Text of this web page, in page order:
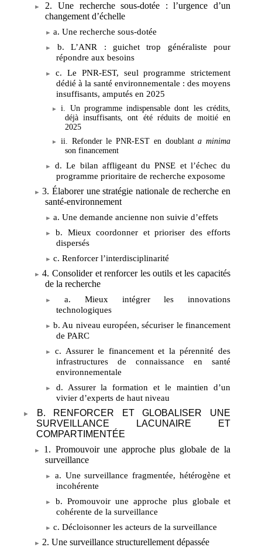
2. Une recherche sous-dotée
: l’urgence d’un
changement d’échelle
a. Une recherche sous-dotée
b. L’ANR : guichet trop généraliste pour
répondre aux besoins
c. Le PNR-EST, seul programme strictement
dédié à la santé environnementale : des moyens
insuffisants, amputés en 2025
i. Un programme indispensable dont les crédits,
déjà insuffisants, ont été réduits de moitié en
2025
ii. Refonder le PNR-EST en doublanta minima
son financement
d. Le bilan affligeant du PNSE et l’échec du
programme prioritaire de recherche exposome
3. Élaborer une stratégie nationale de recherche en
santé-environnement
a. Une demande ancienne non suivie d’effets
b. Mieux coordonner et prioriser des efforts
dispersés
c. Renforcer l’interdisciplinarité
4. Consolider et renforcer les outils et les capacités
de la recherche
a. Mieux intégrer les innovations
technologiques
b. Au niveau européen, sécuriser le financement
de PARC
c. Assurer le financement et la pérennité des
infrastructures de connaissance en santé
environnementale
d. Assurer la formation et le maintien d’un
vivier d’experts de haut niveau
B. RENFORCER ET GLOBALISER UNE
SURVEILLANCE LACUNAIRE ET
COMPARTIMENTÉE
1. Promouvoir une approche plus globale de la
surveillance
a. Une surveillance fragmentée, hétérogène et
incohérente
b. Promouvoir une approche plus globale et
cohérente de la surveillance
c. Décloisonner les acteurs de la surveillance
2. Une surveillance structurellement dépassée